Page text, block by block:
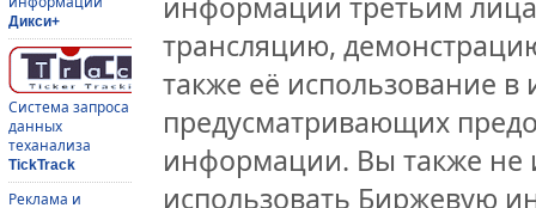
Дикси+
Система запроса
данных
теханализа
TickTrack
Реклама и
трансляцию,
также её использование
предусматривающих
информации. Вы также не
использовать Биржевую